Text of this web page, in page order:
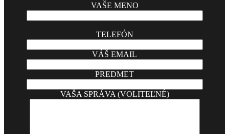
VAŠE MENO
TELEFÓN
VÁŠ EMAIL
PREDMET
VAŠA SPRÁVA (VOLITEĽNÉ)